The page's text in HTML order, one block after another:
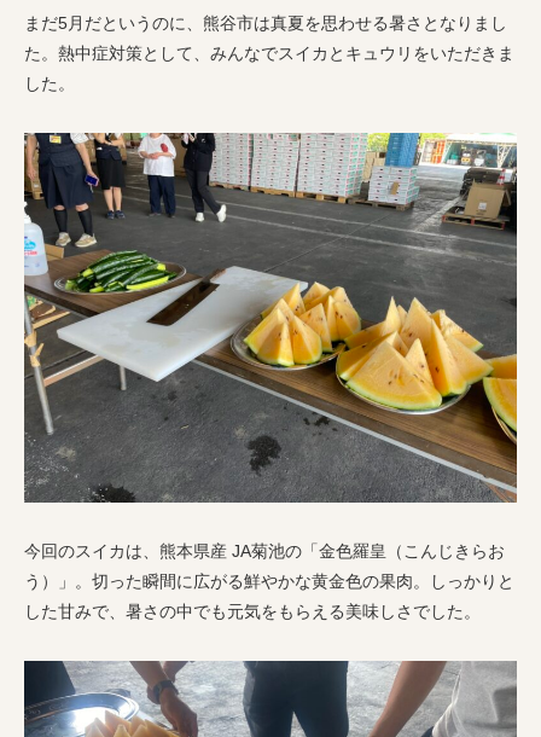
まだ5月だというのに、熊谷市は真夏を思わせる暑さとなりまし
た。熱中症対策として、みんなでスイカとキュウリをいただきま
した。
今回のスイカは、熊本県産 JA菊池の「金色羅皇（こんじきらお
う）」。切った瞬間に広がる鮮やかな黄金色の果肉。しっかりと
した甘みで、暑さの中でも元気をもらえる美味しさでした。